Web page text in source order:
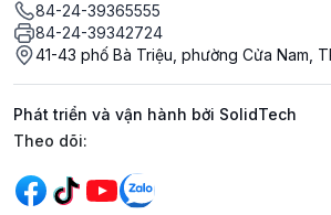
84-24-39365555
84-24-39342724
41-43 phố Bà Triệu, phường Cửa Nam,
Phát triển và vận hành bởi SolidTech
Mạng xã hội
Theo dõi: